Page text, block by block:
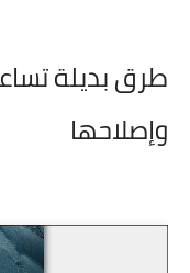
طرق بديلة
وإصلاحها